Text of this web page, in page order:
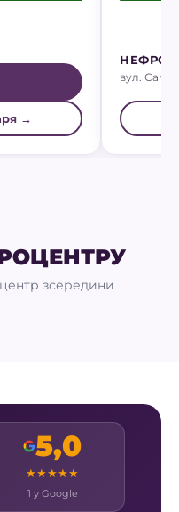
→
вул.
зсередини
5,0
★★★★★
1 у Google